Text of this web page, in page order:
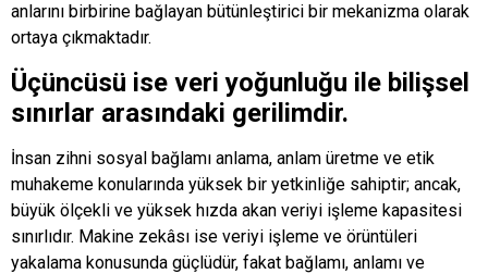
anlarını birbirine bağlayan bütünleştirici bir mekanizma olarak
ortaya çıkmaktadır.
Üçüncüsü ise veri yoğunluğu ile bilişsel
sınırlar arasındaki gerilimdir.
İnsan zihni sosyal bağlamı anlama, anlam üretme ve etik
muhakeme konularında yüksek bir yetkinliğe sahiptir; ancak,
büyük ölçekli ve yüksek hızda akan veriyi işleme kapasitesi
sınırlıdır. Makine zekâsı ise veriyi işleme ve örüntüleri
yakalama konusunda güçlüdür, fakat bağlamı, anlamı ve